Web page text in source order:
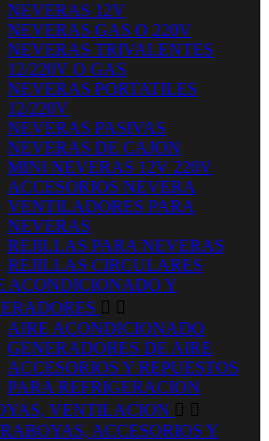
NEVERAS 12V
NEVERAS GAS O 220V
NEVERAS TRIVALENTES
12/220V O GAS
NEVERAS PORTATILES
12/220V
NEVERAS PASIVAS
NEVERAS DE CAJON
MINI NEVERAS 12V 220V
ACCESORIOS NEVERA
VENTILADORES PARA
NEVERAS
REJILLAS PARA NEVERAS
REJILLAS CIRCULARES
ACONDICIONADO Y
 
AIRE ACONDICIONADO
GENERADORES DE AIRE
ACCESORIOS Y REPUESTOS
PARA REFRIGERACION
VENTILACION  
ACCESORIOS Y